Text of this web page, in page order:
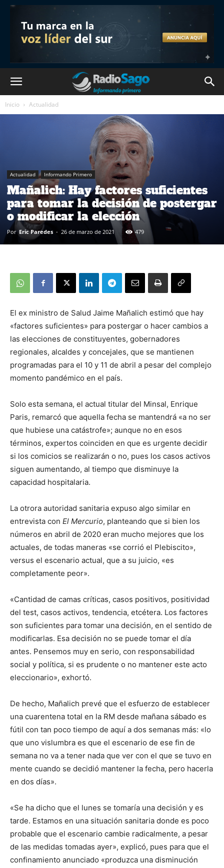
Inicio Actualidad
Actualidad Informando Primero
Mañalich: Hay factores suficientes
para tomar la decisión de postergar
o modificar la elección
Por Eric Paredes - 26 de marzo de 2021 479
El ex ministro de Salud Jaime Mañalich estimó que hay
«factores suficientes» para postergar o hacer cambios a
las elecciones de constituyentes, gobernadores
regionales, alcaldes y concejales, que se mantienen
programadas para el 10 y 11 de abril a pesar del complejo
momento pandémico en el país.
Solo esta semana, el actual titular del Minsal, Enrique
Paris, remarcó que aquella fecha se mantendrá «a no ser
que hubiese una catástrofe»; aunque no en esos
términos, expertos coinciden en que es urgente decidir
si los comicios se realizarán o no, pues los casos activos
siguen aumentando, al tiempo que disminuye la
capacidad hospitalaria.
La otrora autoridad sanitaria expuso algo similar en
entrevista con El Mercurio, planteando que si bien los
números en abril de 2020 eran mucho mejores que los
actuales, de todas maneras «se corrió el Plebiscito»,
versus el escenario actual, que a su juicio, «es
completamente peor».
«Cantidad de camas críticas, casos positivos, positividad
del test, casos activos, tendencia, etcétera. Los factores
son suficientes para tomar una decisión, en el sentido de
modificarlas. Esa decisión no se puede tomar el día
antes. Pensemos muy en serio, con responsabilidad
social y política, si es prudente o no mantener este acto
eleccionario», exhortó.
De hecho, Mañalich prevé que el esfuerzo de establecer
una cuarentena total en la RM desde mañana sábado es
fútil con tan poco tiempo de aquí a dos semanas más: «lo
que uno vislumbra es que el escenario de ese fin de
semana no va a tener nada que ver con el que se tuvo en
mente cuando se decidió mantener la fecha, pero hacerla
en dos días».
«Se ha dicho que el lunes se tomaría una decisión y es
tarde. Estamos en una situación sanitaria donde es poco
probable que el escenario cambie radicalmente, a pesar
de las medidas tomadas ayer», explicó, pues para que el
confinamiento anunciado «produzca una disminución